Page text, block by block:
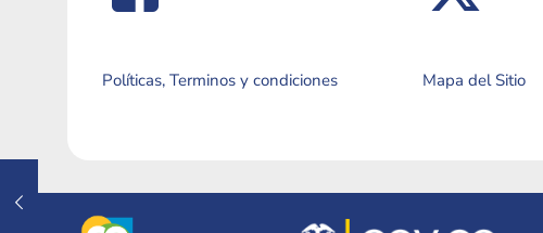
Políticas, Terminos y condiciones Mapa del Sitio